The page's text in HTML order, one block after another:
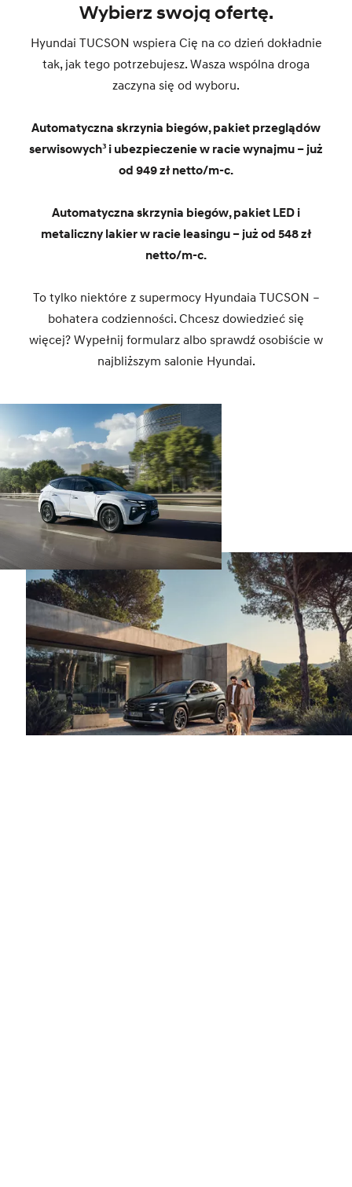
Wybierz swoją ofertę.
Hyundai TUCSON wspiera Cię na co dzień dokładnie
tak, jak tego potrzebujesz. Wasza wspólna droga
zaczyna się od wyboru.
Automatyczna skrzynia biegów, pakiet przeglądów
serwisowych³ i ubezpieczenie w racie wynajmu – już
od 949 zł netto/m-c.
Automatyczna skrzynia biegów, pakiet LED i
metaliczny lakier w racie leasingu – już od 548 zł
netto/m-c.
To tylko niektóre z supermocy Hyundaia TUCSON –
bohatera codzienności. Chcesz dowiedzieć się
więcej? Wypełnij formularz albo sprawdź osobiście w
najbliższym salonie Hyundai.